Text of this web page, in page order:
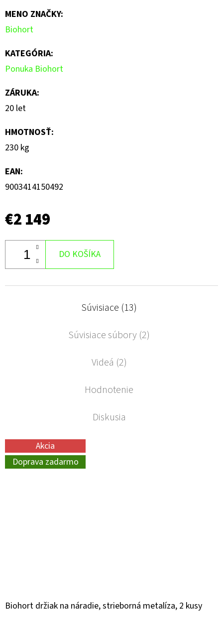
MENO ZNAČKY:
Biohort
KATEGÓRIA:
Ponuka Biohort
ZÁRUKA:
20 let
HMOTNOSŤ:
230 kg
EAN:
9003414150492
€2 149
DO KOŠÍKA
Súvisiace (13)
Súvisiace súbory (2)
Videá (2)
Hodnotenie
Diskusia
Akcia
Doprava zadarmo
Biohort držiak na náradie, strieborná metalíza, 2 kusy